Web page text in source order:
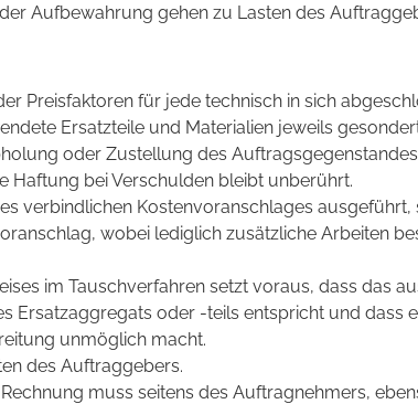
Aufbewahrung gehen zu Lasten des
Preisfaktoren für jede technisch in sich
Ersatzteile und Materialien jeweils
oder Zustellung des
Haftung bei Verschulden bleibt unberührt.
verbindlichen Kostenvoranschlages ausgeführt,
wobei lediglich zusätzliche Arbeiten
im Tauschverfahren setzt voraus, dass das
Ersatzaggregats oder -teils entspricht und dass
unmöglich macht.
des Auftraggebers.
muss seitens des Auftragnehmers,